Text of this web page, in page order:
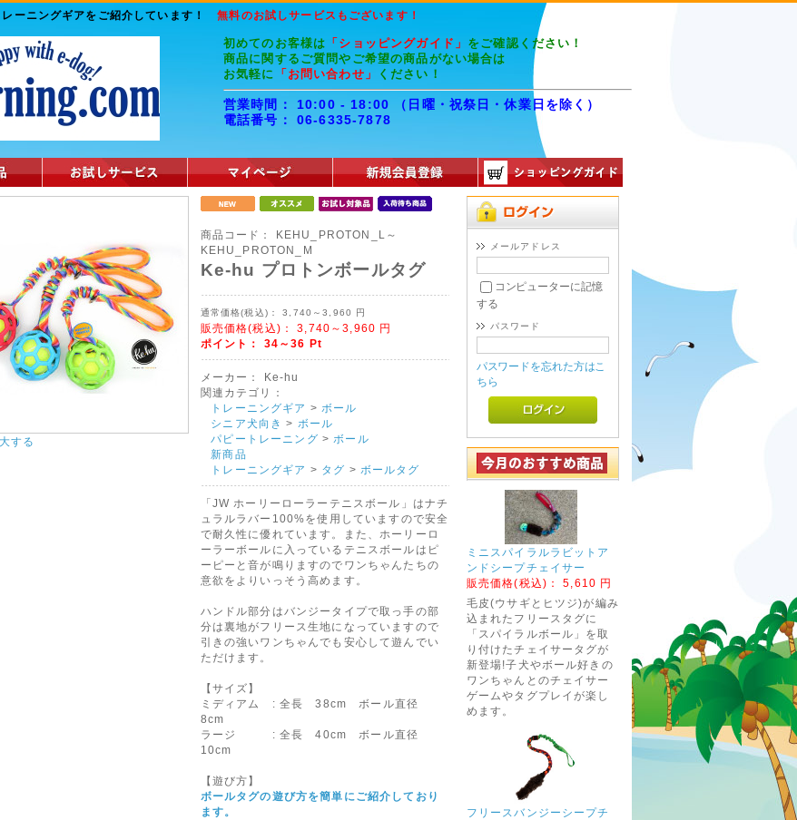
レーニングギアをご紹介しています！無料のお試しサービスもございます！
初めてのお客様は 「ショッピングガイド」 をご確認ください！
商品に関するご質問やご希望の商品がない場合は
お気軽に
「お問い合わせ」 ください！
営業時間： 10:00 - 18:00 （日曜・祝祭日・休業日を除く）
電話番号： 06-6335-7878
する
商品コード：
KEHU_PROTON_L～
KEHU_PROTON_M
Ke-hu プロトンボールタグ
通常価格(税込)： 3,740～3,960 円
販売価格(税込)： 3,740～3,960 円
ポイント： 34～36 Pt
メーカー：
Ke-hu
関連カテゴリ：
トレーニングギア > ボール
シニア犬向き > ボール
パピートレーニング > ボール
新商品
トレーニングギア > タグ > ボールタグ
「JW ホーリーローラーテニスボール」はナチ
ュラルラバー100%を使用していますので安全
で耐久性に優れています。また、ホーリーロ
ーラーボールに入っているテニスボールはピ
ーピーと音が鳴りますのでワンちゃんたちの
意欲をよりいっそう高めます。
ハンドル部分はバンジータイプで取っ手の部
分は裏地がフリース生地になっていますので
引きの強いワンちゃんでも安心して遊んでい
ただけます。
【サイズ】
ミディアム : 全長 38cm ボール直径
8cm
ラージ : 全長 40cm ボール直径
10cm
【遊び方】
ボールタグの遊び方を簡単にご紹介しており
ます。
メールアドレス
コンピューターに記憶
する
パスワード
パスワードを忘れた方はこ
ちら
ミニスパイラルラビットア
ンドシープチェイサー
販売価格(税込)：5,610 円
毛皮(ウサギとヒツジ)が編み
込まれたフリースタグに
「スパイラルボール」を取
り付けたチェイサータグが
新登場!子犬やボール好きの
ワンちゃんとのチェイサー
ゲームやタグプレイが楽し
めます。
フリースバンジーシープチ